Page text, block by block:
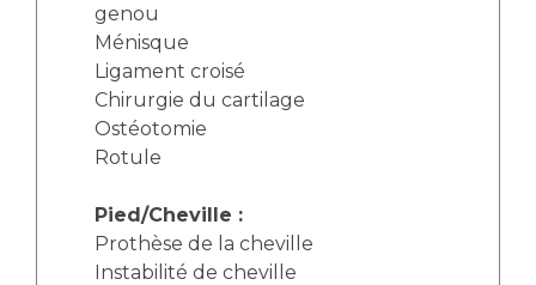
genou
Ménisque
Ligament croisé
Chirurgie du cartilage
Ostéotomie
Rotule
Pied/Cheville :
Prothèse de la cheville
Instabilité de cheville